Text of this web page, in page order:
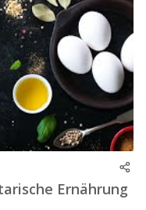
Ernährung